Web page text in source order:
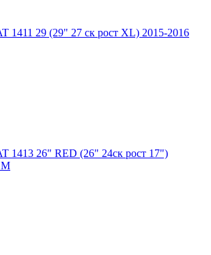
1411 29 (29" 27 ск рост XL) 2015-2016
1413 26" RED (26" 24ск рост 17")